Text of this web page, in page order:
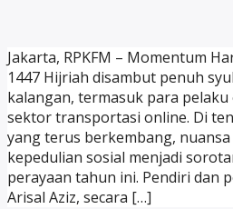
Jakarta, RPKFM – Momentum
1447 Hijriah disambut penuh
kalangan, termasuk para
sektor transportasi online. Di
yang terus berkembang,
kepedulian sosial menjadi
perayaan tahun ini. Pendiri dan
Arisal Aziz, secara […]